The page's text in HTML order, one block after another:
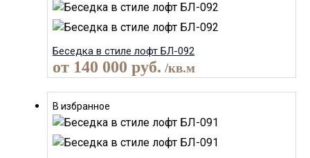
Беседка в стиле лофт БЛ-092
от 140 000 руб. /кв.м
В избранное